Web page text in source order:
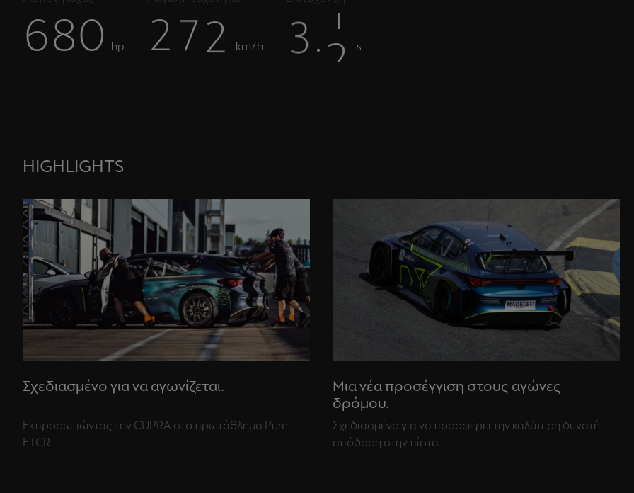
680 hp 2 72 km/h 3.2 s
HIGHLIGHTS
Σχεδιασμένο για να αγωνίζεται.
Εκπροσωπώντας την CUPRA στο πρωτάθλημα Pure
ETCR.
Μια νέα προσέγγιση στους αγώνες
δρόμου.
Σχεδιασμένο για να προσφέρει την καλύτερη δυνατή
απόδοση στην πίστα.